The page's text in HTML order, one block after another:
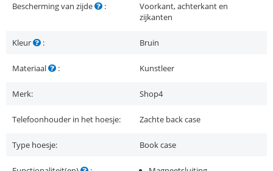
Bescherming van zijde :
Voorkant, achterkant en
zijkanten
Kleur : Bruin
Materiaal : Kunstleer
Merk: Shop4
Telefoonhouder in het hoesje: Zachte back case
Type hoesje: Book case